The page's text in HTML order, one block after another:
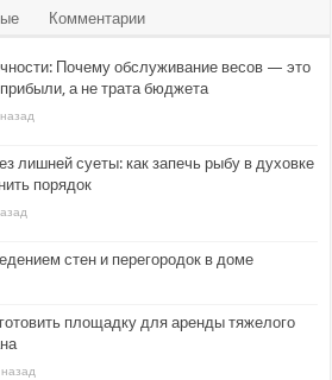
Комментарии
Почему обслуживание весов — это
а не трата бюджета
лишней суеты: как запечь рыбу в духовке
порядок
стен и перегородок в доме
площадку для аренды тяжелого